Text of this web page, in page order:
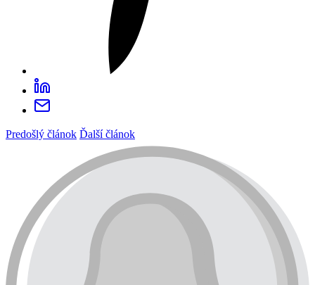
Predošlý článok Ďalší článok